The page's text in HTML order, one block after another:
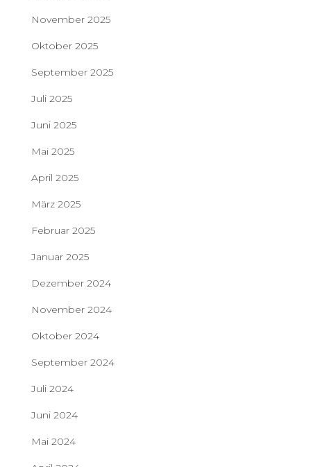
November 2025
Oktober 2025
September 2025
Juli 2025
Juni 2025
Mai 2025
April 2025
März 2025
Februar 2025
Januar 2025
Dezember 2024
November 2024
Oktober 2024
September 2024
Juli 2024
Juni 2024
Mai 2024